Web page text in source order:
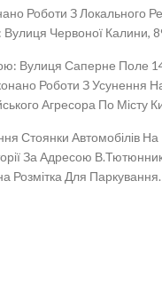
Роботи З Локального
Червоної Калини,
Вулиця Саперне Поле
Роботи З Усунення
Агресора По Місту
Стоянки Автомобілів На
За Адресою
Розмітка Для Паркування.